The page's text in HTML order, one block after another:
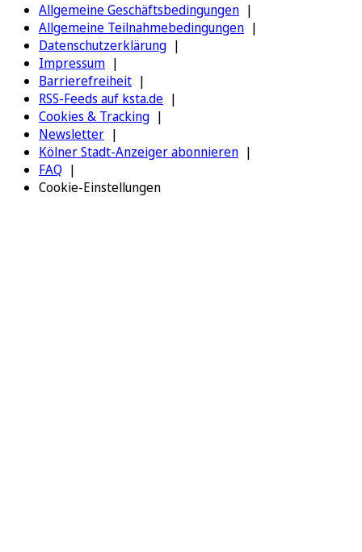
Allgemeine Geschäftsbedingungen
Allgemeine Teilnahmebedingungen
Datenschutzerklärung
Impressum
Barrierefreiheit
RSS-Feeds auf ksta.de
Cookies & Tracking
Newsletter
Kölner Stadt-Anzeiger abonnieren
FAQ
Cookie-Einstellungen